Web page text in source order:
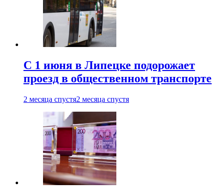
С 1 июня в Липецке подорожает
проезд в общественном транспорте
2 месяца спустя2 месяца спустя